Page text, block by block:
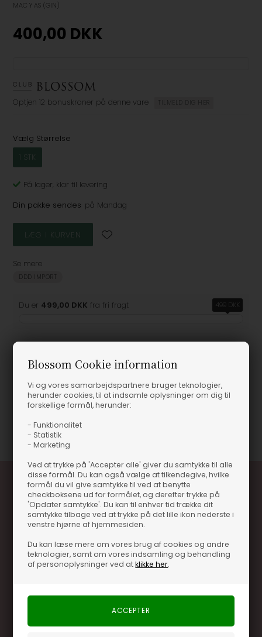
Blossom Cookie information
Vi og vores samarbejdspartnere bruger teknologier,
herunder cookies, til at indsamle oplysninger om dig til
forskellige formål, herunder:
- Funktionalitet
- Statistik
- Marketing
Ved at trykke på 'Accepter alle' giver du samtykke til alle
disse formål. Du kan også vælge at tilkendegive, hvilke
formål du vil give samtykke til ved at benytte
checkboksene ud for formålet, og derefter trykke på
'Opdater samtykke'. Du kan til enhver tid trække dit
samtykke tilbage ved at trykke på det lille ikon nederste i
venstre hjørne af hjemmesiden.
Du kan læse mere om vores brug af cookies og andre
teknologier, samt om vores indsamling og behandling
af personoplysninger ved atklikke her.
MAC Y AS (GIN)
400,00 DKK
Optjen 12 bonuskroner på denne vare TILMELD DIG HER
Vælg Størrelse
1 STK
På lager, klar til levering
Din pakke sendes på Mandag
Se mere
DDD IMPORT
Du er 499,00 DKK fra fri fragt 499 DKK
Produktinformation
Makar Mulberry Aged Gin
Varenummer
Optjen 3% i bonuskroner når du handler
.... og mange flere fordele